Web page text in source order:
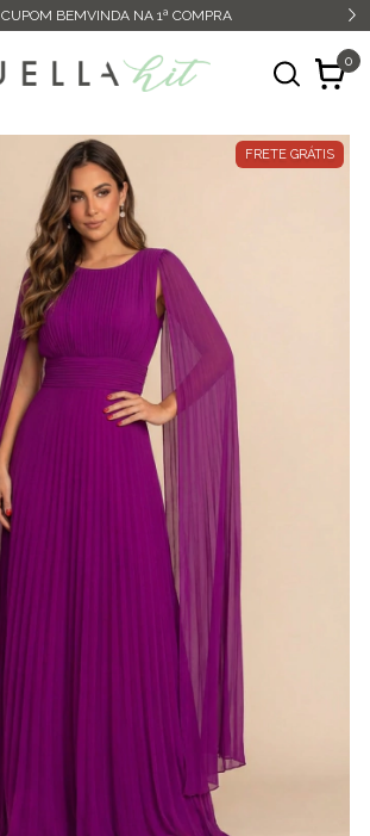
CUPOM BEMVINDA NA 1ª COMPRA
0
FRETE GRÁTIS